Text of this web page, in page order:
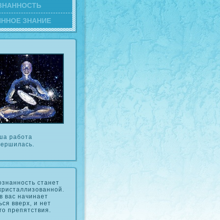
ЗНАНИЕ
работа
станет
вас начинает
вверх, и нет
препятствия.